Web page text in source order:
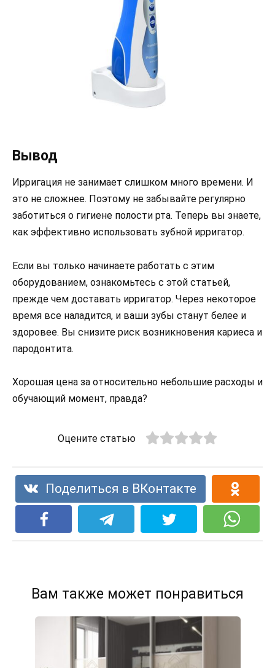
Вывод
Ирригация не занимает слишком много времени. И
это не сложнее. Поэтому не забывайте регулярно
заботиться о гигиене полости рта. Теперь вы знаете,
как эффективно использовать зубной ирригатор.
Если вы только начинаете работать с этим
оборудованием, ознакомьтесь с этой статьей,
прежде чем доставать ирригатор. Через некоторое
время все наладится, и ваши зубы станут белее и
здоровее. Вы снизите риск возникновения кариеса и
пародонтита.
Хорошая цена за относительно небольшие расходы и
обучающий момент, правда?
Оцените статью
Поделиться в ВКонтакте
Вам также может понравиться